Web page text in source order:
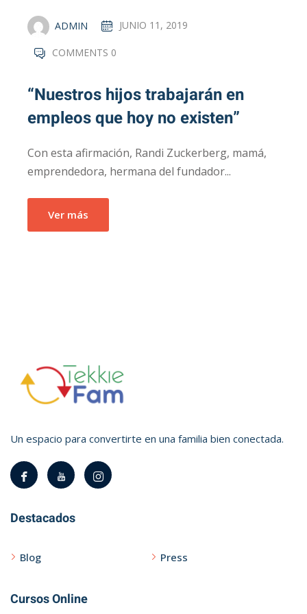
ADMIN JUNIO 11, 2019
COMMENTS 0
“Nuestros hijos trabajarán en
empleos que hoy no existen”
Con esta afirmación, Randi Zuckerberg, mamá,
emprendedora, hermana del fundador...
Ver más
Un espacio para convertirte en una familia bien conectada.
Destacados
Blog Press
Cursos Online